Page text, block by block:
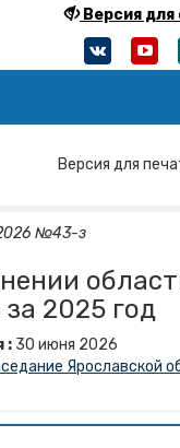
Версия
Версия для
№43-з
2025 год
: 30 июня 2026
Ярославской